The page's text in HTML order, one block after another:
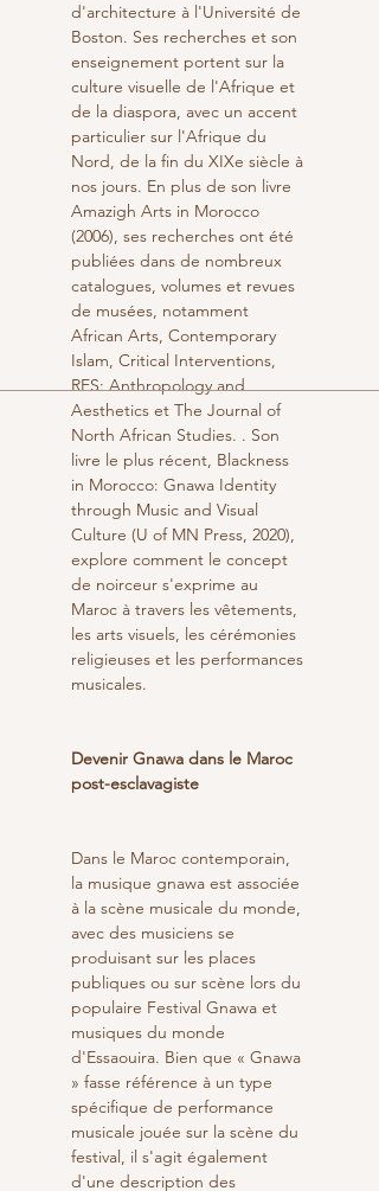
d'architecture à l'Université de
Boston. Ses recherches et son
enseignement portent sur la
culture visuelle de l'Afrique et
de la diaspora, avec un accent
particulier sur l'Afrique du
Nord, de la fin du XIXe siècle à
nos jours. En plus de son livre
Amazigh Arts in Morocco
(2006), ses recherches ont été
publiées dans de nombreux
catalogues, volumes et revues
de musées, notamment
African Arts, Contemporary
Islam, Critical Interventions,
RES: Anthropology and
Aesthetics et The Journal of
North African Studies. . Son
livre le plus récent, Blackness
in Morocco: Gnawa Identity
through Music and Visual
Culture (U of MN Press, 2020),
explore comment le concept
de noirceur s'exprime au
Maroc à travers les vêtements,
les arts visuels, les cérémonies
religieuses et les performances
musicales.
Devenir Gnawa dans le Maroc
post-esclavagiste
Dans le Maroc contemporain,
la musique gnawa est associée
à la scène musicale du monde,
avec des musiciens se
produisant sur les places
publiques ou sur scène lors du
populaire Festival Gnawa et
musiques du monde
d'Essaouira. Bien que « Gnawa
» fasse référence à un type
spécifique de performance
musicale jouée sur la scène du
festival, il s'agit également
d'une description des